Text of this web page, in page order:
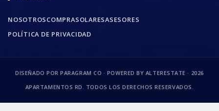
NOSOTROSCOMPRASOLARESASESORES
POLÍTICA DE PRIVACIDAD
DISEÑADO POR PARAGRAM CO · POWERED BY ALTERESTATE · 2026
APARTAMENTOS RD. TODOS LOS DERECHOS RESERVADOS.